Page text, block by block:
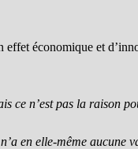
effet économique et
ce n’est pas la raison
en elle-même aucune